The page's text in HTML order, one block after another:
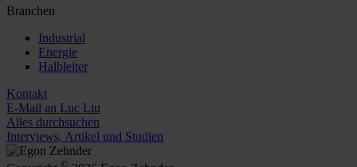
Branchen
Industrial
Energie
Halbleiter
Kontakt
E-Mail an Luc Liu
Alles durchsuchen
Interviews, Artikel und Studien
©